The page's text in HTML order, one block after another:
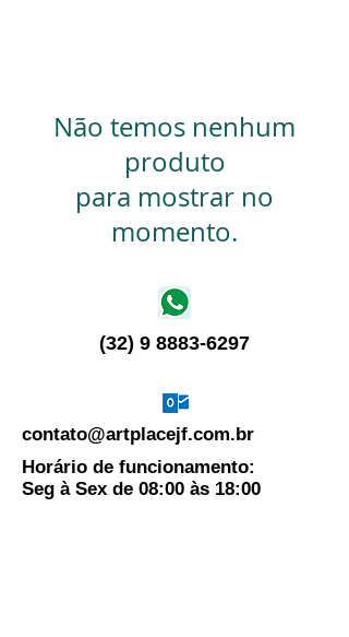
Não temos nenhum
produto
para mostrar no
momento.
(32) 9 8883-6297
contato@artplacejf.com.br
Horário de funcionamento:
Seg à Sex de 08:00 às 18:00